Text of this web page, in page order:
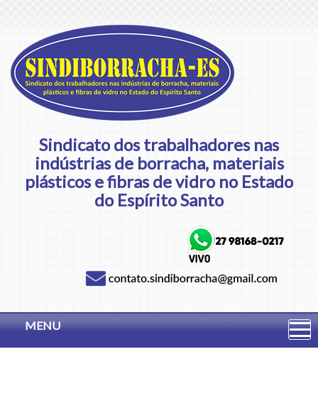
Sindicato dos trabalhadores nas
indústrias de borracha, materiais
plásticos e fibras de vidro no Estado
do Espírito Santo
MENU